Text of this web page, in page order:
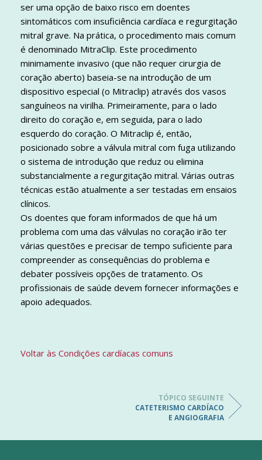
ser uma opção de baixo risco em doentes
sintomáticos com insuficiência cardíaca e regurgitação
mitral grave. Na prática, o procedimento mais comum
é denominado MitraClip. Este procedimento
minimamente invasivo (que não requer cirurgia de
coração aberto) baseia-se na introdução de um
dispositivo especial (o Mitraclip) através dos vasos
sanguíneos na virilha. Primeiramente, para o lado
direito do coração e, em seguida, para o lado
esquerdo do coração. O Mitraclip é, então,
posicionado sobre a válvula mitral com fuga utilizando
o sistema de introdução que reduz ou elimina
substancialmente a regurgitação mitral. Várias outras
técnicas estão atualmente a ser testadas em ensaios
clínicos.
Os doentes que foram informados de que há um
problema com uma das válvulas no coração irão ter
várias questões e precisar de tempo suficiente para
compreender as consequências do problema e
debater possíveis opções de tratamento. Os
profissionais de saúde devem fornecer informações e
apoio adequados.
Voltar às Condições cardíacas comuns
TÓPICO SEGUINTE
CATETERISMO CARDÍACO
E ANGIOGRAFIA